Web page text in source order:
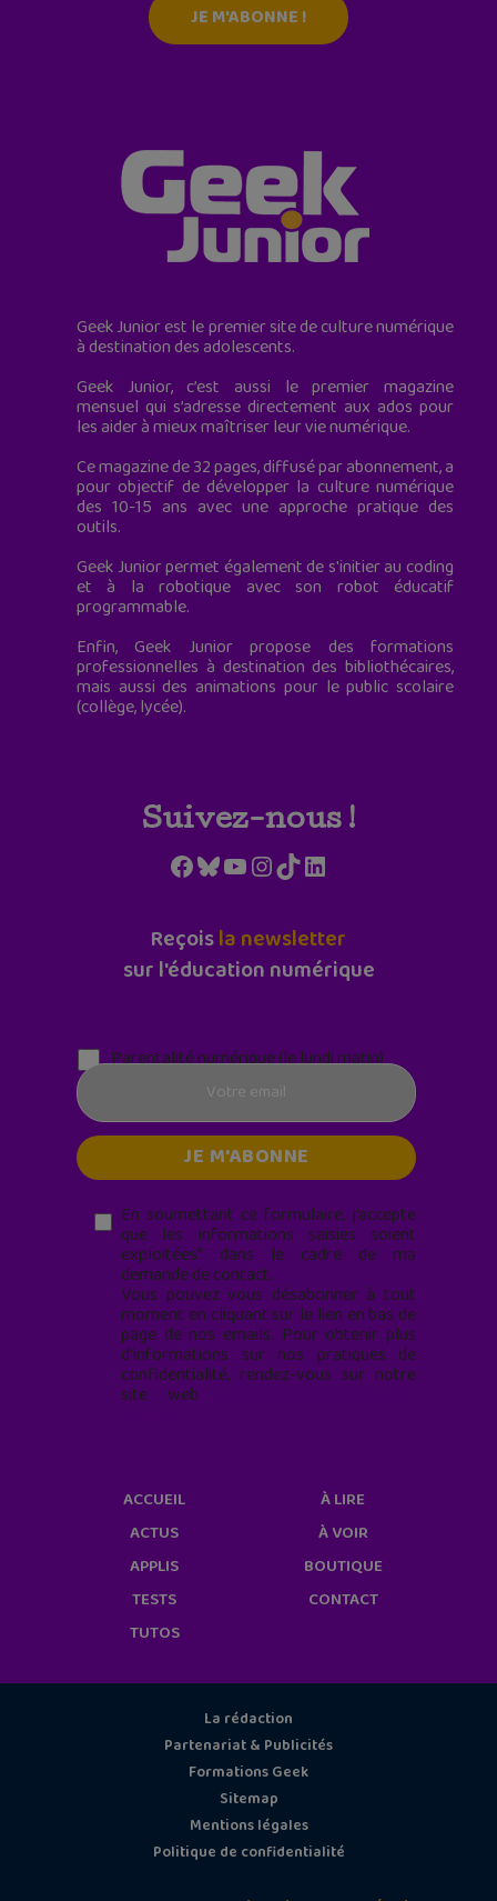
JE M'ABONNE !
Geek Junior est le premier site de culture numérique
à destination des adolescents.
Geek Junior, c’est aussi le premier magazine
mensuel qui s’adresse directement aux ados pour
les aider à mieux maîtriser leur vie numérique.
Ce magazine de 32 pages, diffusé par abonnement, a
pour objectif de développer la culture numérique
des 10-15 ans avec une approche pratique des
outils.
Geek Junior permet également de s'initier au coding
et à la robotique avec son robot éducatif
programmable.
Enfin, Geek Junior propose des formations
professionnelles à destination des bibliothécaires,
mais aussi des animations pour le public scolaire
(collège, lycée).
Suivez-nous !
Facebook
Bluesky
YouTube
Instagram
TikTokLinkedIn
Reçoisla newsletter
sur l'éducation numérique
Parentalité numérique (le lundi matin)
En soumettant ce formulaire, j’accepte
que les informations saisies soient
exploitées* dans le cadre de ma
demande de contact.
Vous pouvez vous désabonner à tout
moment en cliquant sur le lien en bas de
page de nos emails. Pour obtenir plus
d'informations sur nos pratiques de
confidentialité, rendez-vous sur notre
site web
ACCUEIL
ACTUS
APPLIS
TESTS
TUTOS
À LIRE
À VOIR
BOUTIQUE
CONTACT
La rédaction
Partenariat & Publicités
Formations Geek
Sitemap
Mentions légales
Politique de confidentialité